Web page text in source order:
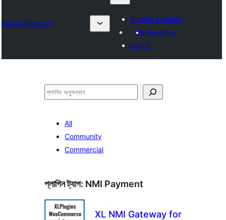
Plugin Directory
Submit a plugin
My favorites
Log in
অনুসন্ধান
All
Community
Commercial
প্লাগিন ট্যাগ: NMI Payment
XL NMI Gateway for